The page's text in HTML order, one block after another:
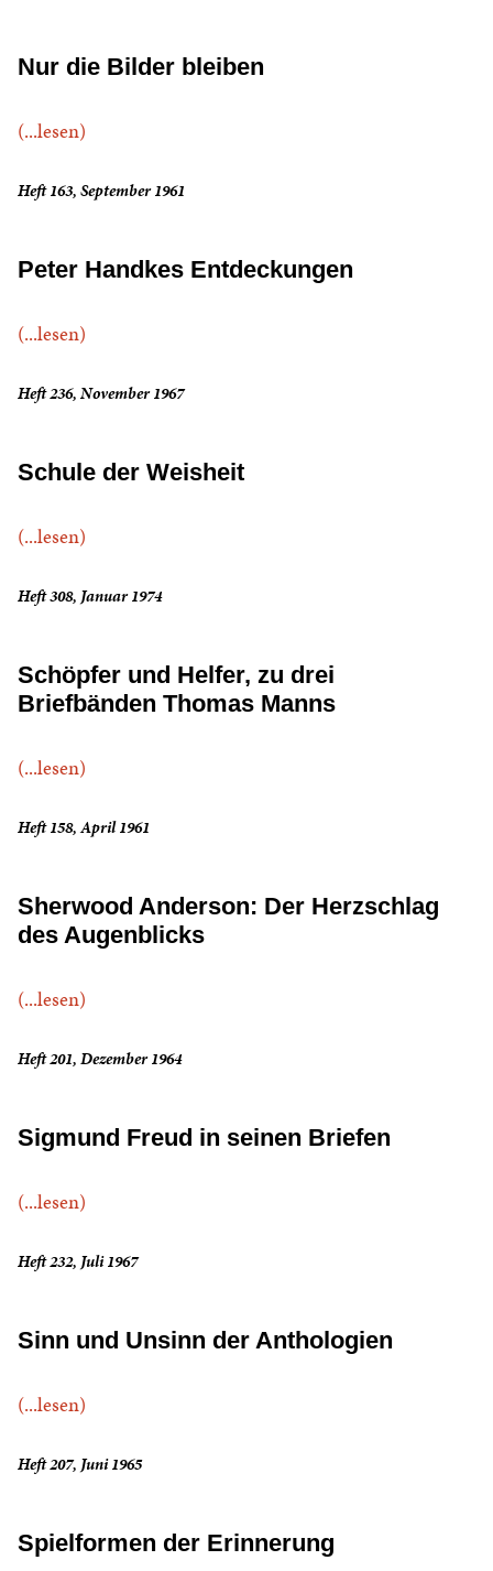
Nur die Bilder bleiben
(...lesen)
Heft 163, September 1961
Peter Handkes Entdeckungen
(...lesen)
Heft 236, November 1967
Schule der Weisheit
(...lesen)
Heft 308, Januar 1974
Schöpfer und Helfer, zu drei
Briefbänden Thomas Manns
(...lesen)
Heft 158, April 1961
Sherwood Anderson: Der Herzschlag
des Augenblicks
(...lesen)
Heft 201, Dezember 1964
Sigmund Freud in seinen Briefen
(...lesen)
Heft 232, Juli 1967
Sinn und Unsinn der Anthologien
(...lesen)
Heft 207, Juni 1965
Spielformen der Erinnerung